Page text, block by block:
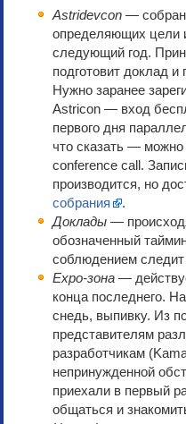
Astridevcon —
определяющих цели
следующий год.
подготовит доклад
Нужно заранее
Astricon — вход
первого дня
что сказать — можно
conference call.
производится, но
собрания
.
Доклады —
обозначенный
соблюдением
Expo-зона —
конца последнего.
снедь, выпивку. Из
представителям
разработчикам
непринужденной
приехали в первый
общаться и